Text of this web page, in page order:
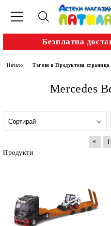
Безплатна
Начало Тагове в Продуктова страница
Mercedes
« 1
Продукти